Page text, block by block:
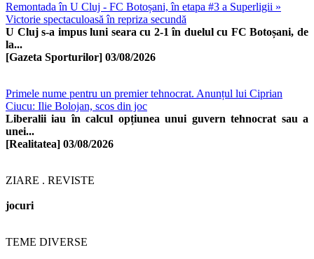
Remontada în U Cluj - FC Botoșani, în etapa #3 a Superligii »
Victorie spectaculoasă în repriza secundă
U Cluj s-a impus luni seara cu 2-1 în duelul cu FC Botoșani, de
la...
[Gazeta Sporturilor] 03/08/2026
Primele nume pentru un premier tehnocrat. Anunțul lui Ciprian
Ciucu: Ilie Bolojan, scos din joc
Liberalii iau în calcul opțiunea unui guvern tehnocrat sau a
unei...
[Realitatea] 03/08/2026
ZIARE . REVISTE
jocuri
TEME DIVERSE